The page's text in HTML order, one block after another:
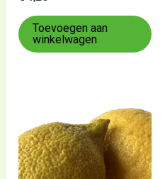
uit
5
Toevoegen aan
winkelwagen